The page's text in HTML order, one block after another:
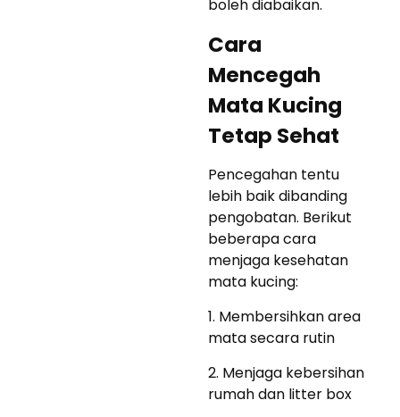
boleh diabaikan.
Cara
Mencegah
Mata Kucing
Tetap Sehat
Pencegahan tentu
lebih baik dibanding
pengobatan. Berikut
beberapa cara
menjaga kesehatan
mata kucing:
1. Membersihkan area
mata secara rutin
2. Menjaga kebersihan
rumah dan litter box